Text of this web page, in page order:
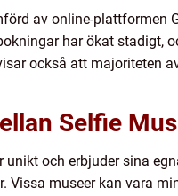
av online-plattformen
har ökat stadigt,
också att majoriteten
Selfie
unikt och erbjuder sina
Vissa museer kan vara